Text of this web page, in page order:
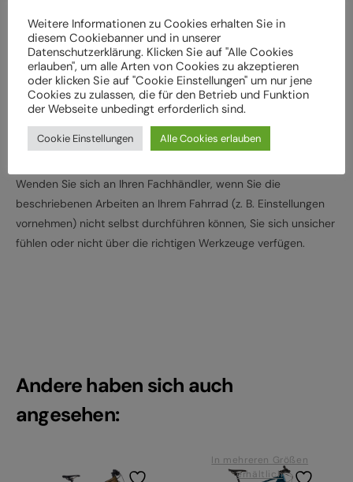
überprüft werden
Lassen Sie das Fahrrad entsprechend den
Herstellervorgaben regelmäßig von einem Fachbetrieb
überprüfen und warten, um Gefährdungen, z. B.
verschleißbedingt, zu vermeiden
Halten Sie die angegebenen Drehmomente (Nm) für die
Montage von Bauteilen ein
Wenden Sie sich an Ihren Fachhändler, wenn Sie die
beschriebenen Arbeiten an Ihrem Fahrrad (z. B. Einstellungen
vornehmen) nicht selbst durchführen können, Sie sich unsicher
fühlen oder nicht über die richtigen Werkzeuge verfügen.
Andere haben sich auch
angesehen:
In mehreren Größen
erhältlich
Weitere Informationen zu Cookies erhalten Sie in
diesem Cookiebanner und in unserer
Datenschutzerklärung. Klicken Sie auf "Alle Cookies
erlauben", um alle Arten von Cookies zu akzeptieren
oder klicken Sie auf "Cookie Einstellungen" um nur jene
Cookies zu zulassen, die für den Betrieb und Funktion
der Webseite unbedingt erforderlich sind.
Cookie Einstellungen Alle Cookies erlauben